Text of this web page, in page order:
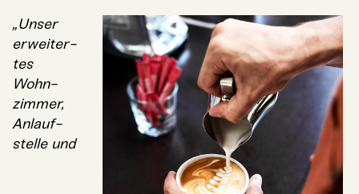
„Unser
erwei­ter­
tes
Wohn­
zim­mer,
Anlauf­
stel­le und